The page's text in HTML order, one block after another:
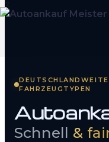
So funktioniert’s
FAHRZEUGTYPEN
Schnell &